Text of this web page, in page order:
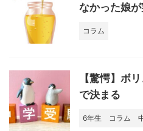
なかった娘
コラム
【驚愕】ボ
で決まる
6年生 コラム